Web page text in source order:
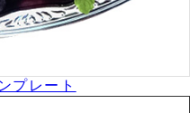
プレート